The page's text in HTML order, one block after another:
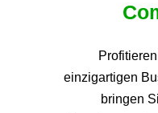
einzigartigen
bringen